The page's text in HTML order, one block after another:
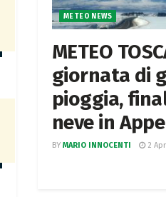
METEO NEWS
METEO
giornata di
pioggia,
neve in
BY MARIO INNOCENTI 2